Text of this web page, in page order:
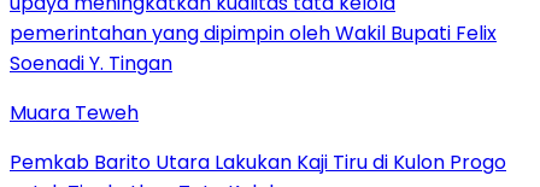
Muara Teweh
Pemkab Barito Utara Lakukan Kaji Tiru di Kulon Progo